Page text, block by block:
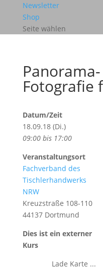
Newsletter
Shop
Seite wählen
Fotografie
Datum/Zeit
18.09.18 (Di.)
09:00 bis 17:00
Veranstaltungsort
Fachverband des
Tischlerhandwerks
NRW
Kreuzstraße 108-110
44137 Dortmund
Dies ist ein externer
Kurs
Lade Karte ...